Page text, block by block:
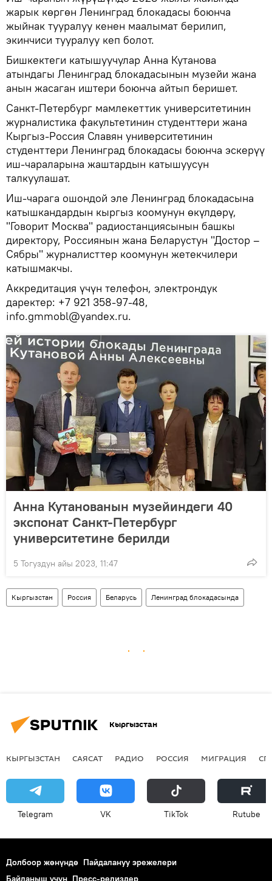
жарык көргөн Ленинград блокадасы боюнча
жыйнак тууралуу кенен маалымат берилип,
экинчиси тууралуу кеп болот.
Бишкектеги катышуучулар Анна Кутанова
атындагы Ленинград блокадасынын музейи жана
анын жасаган иштери боюнча айтып беришет.
Санкт-Петербург мамлекеттик университетинин
журналистика факультетинин студенттери жана
Кыргыз-Россия Славян университетинин
студенттери Ленинград блокадасы боюнча эскерүү
иш-чараларына жаштардын катышуусун
талкуулашат.
Иш-чарага ошондой эле Ленинград блокадасына
катышкандардын кыргыз коомунун өкүлдөрү,
"Говорит Москва" радиостанциясынын башкы
директору, Россиянын жана Беларустун "Достор –
Сябры" журналисттер коомунун жетекчилери
катышмакчы.
Аккредитация үчүн телефон, электрондук
даректер: +7 921 358-97-48,
info.gmmobl@yandex.ru.
Анна Кутанованын музейиндеги 40
экспонат Санкт-Петербург
университетине берилди
5 Тогуздун айы 2023, 11:47
Кыргызстан Россия Беларусь Ленинград блокадасында
Кыргызстан
КЫРГЫЗСТАН САЯСАТ РАДИО РОССИЯ МИГРАЦИЯ
Telegram VK ТikТоk Rutube
Долбоор жөнүндө Пайдалануу эрежелери
Байланыш үчүн Пресс-релиздер